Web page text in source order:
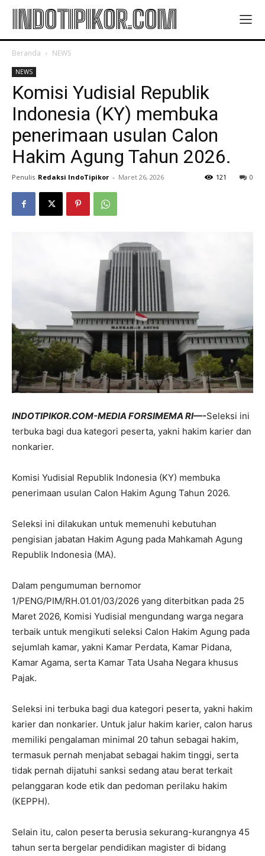
INDOTIPIKOR.COM
Beranda NEWS
NEWS
Komisi Yudisial Republik
Indonesia (KY) membuka
penerimaan usulan Calon
Hakim Agung Tahun 2026.
Penulis Redaksi IndoTipikor - Maret 26, 2026 0
121
INDOTIPIKOR.COM-MEDIA FORSIMEMA RI—-Seleksi ini
terbuka bagi dua kategori peserta, yakni hakim karier dan
nonkarier.
Komisi Yudisial Republik Indonesia (KY) membuka
penerimaan usulan Calon Hakim Agung Tahun 2026.
Seleksi ini dilakukan untuk memenuhi kebutuhan
pengisian jabatan Hakim Agung pada Mahkamah Agung
Republik Indonesia (MA).
Dalam pengumuman bernomor
1/PENG/PIM/RH.01.01/03/2026 yang diterbitkan pada 25
Maret 2026, Komisi Yudisial mengundang warga negara
terbaik untuk mengikuti seleksi Calon Hakim Agung pada
sejumlah kamar, yakni Kamar Perdata, Kamar Pidana,
Kamar Agama, serta Kamar Tata Usaha Negara khusus
Pajak.
Seleksi ini terbuka bagi dua kategori peserta, yakni hakim
karier dan nonkarier. Untuk jalur hakim karier, calon harus
memiliki pengalaman minimal 20 tahun sebagai hakim,
termasuk pernah menjabat sebagai hakim tinggi, serta
tidak pernah dijatuhi sanksi sedang atau berat terkait
pelanggaran kode etik dan pedoman perilaku hakim
(KEPPH).
Selain itu, calon peserta berusia sekurang-kurangnya 45
tahun serta bergelar pendidikan magister di bidang